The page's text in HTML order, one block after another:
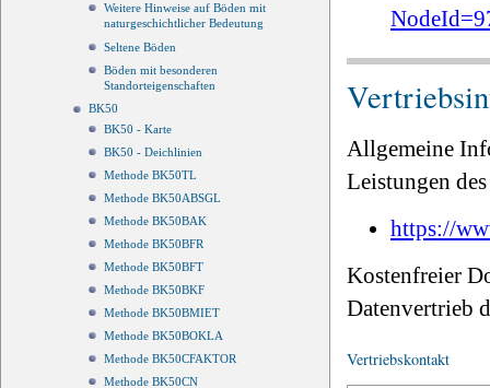
Weitere Hinweise auf Böden mit
naturgeschichtlicher Bedeutung
Seltene Böden
Böden mit besonderen
Standorteigenschaften
BK50
BK50 - Karte
BK50 - Deichlinien
Methode BK50TL
Methode BK50ABSGL
Methode BK50BAK
Methode BK50BFR
Methode BK50BFT
Methode BK50BKF
Methode BK50BMIET
Methode BK50BOKLA
Methode BK50CFAKTOR
Methode BK50CN
Allgemeine
Leistungen
https://
Kostenfreier
Datenvertrieb
Vertriebskontakt